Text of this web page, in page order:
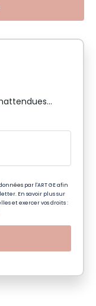
par l'ART GE afin
En savoir plus sur
et exercer vos droits :